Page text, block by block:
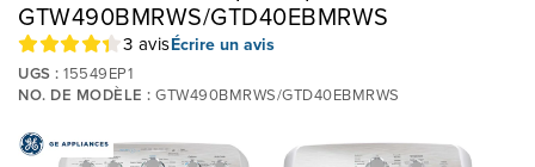
GTW490BMRWS/GTD40EBMRWS
3 avisÉcrire un avis
UGS : 15549EP1
NO. DE MODÈLE : GTW490BMRWS/GTD40EBMRWS